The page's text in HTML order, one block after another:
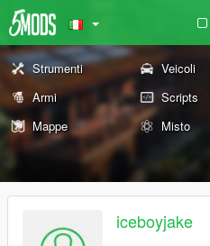
Strumenti Veicoli
Armi
Scripts
Mappe
Misto
iceboyjake